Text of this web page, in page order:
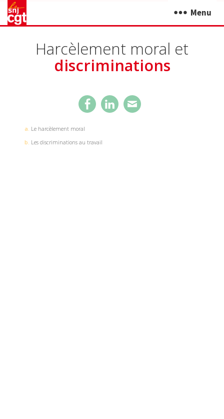
Menu
Harcèlement moral et
discriminations
a. Le harcèlement moral
b. Les discriminations au travail